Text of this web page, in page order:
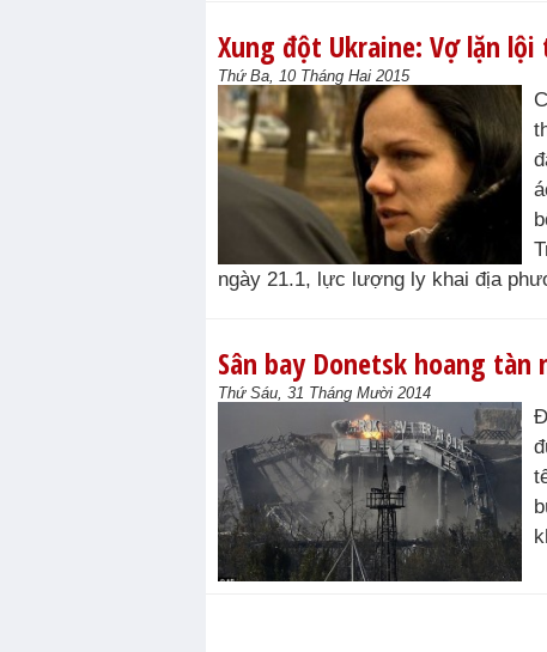
Xung đột Ukraine: Vợ lặn
Thứ Ba, 10 Tháng Hai 2015
ngày 21.1, lực lượng ly khai địa
Sân bay Donetsk hoang
Thứ Sáu, 31 Tháng Mười 2014